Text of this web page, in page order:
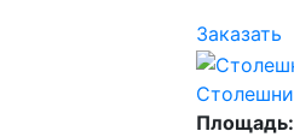
Заказать
Площадь: